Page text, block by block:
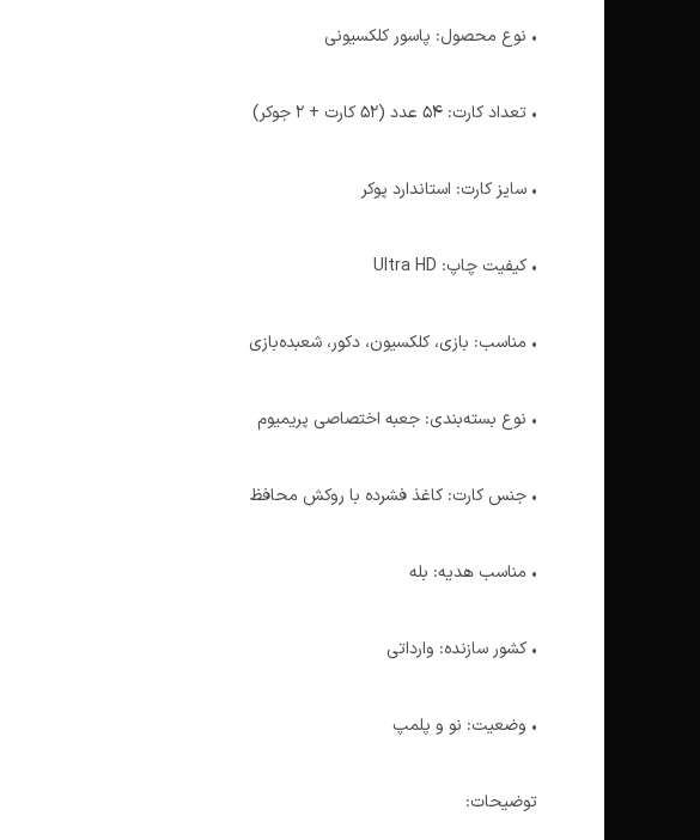
• نوع محصول: پاسور کلکسیونی
• تعداد کارت: 54 عدد (52 کارت + 2 جوکر)
• سایز کارت: استاندارد پوکر
• کیفیت چاپ: Ultra HD
• مناسب: بازی، کلکسیون، دکور، شعبده‌بازی
• نوع بسته‌بندی: جعبه اختصاصی پریمیوم
• جنس کارت: کاغذ فشرده با روکش محافظ
• مناسب هدیه: بله
• کشور سازنده: وارداتی
• وضعیت: نو و پلمپ
توضیحات: